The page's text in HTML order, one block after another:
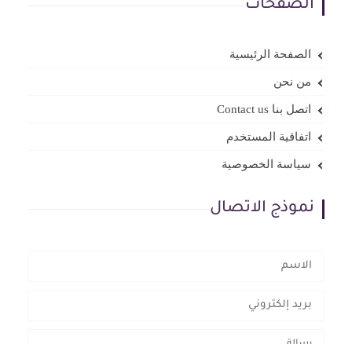
الصفحات
الصفحة الرئيسية
من نحن
اتصل بنا Contact us
اتفاقية المستخدم
سياسة الخصوصية
نموذج الاتصال